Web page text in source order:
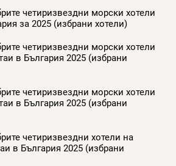
четиризвездни морски хотели
за 2025 (избрани хотели)
четиризвездни морски хотели
в България 2025 (избрани
четиризвездни морски хотели
в България 2025 (избрани
четиризвездни хотели на
в България 2025 (избрани